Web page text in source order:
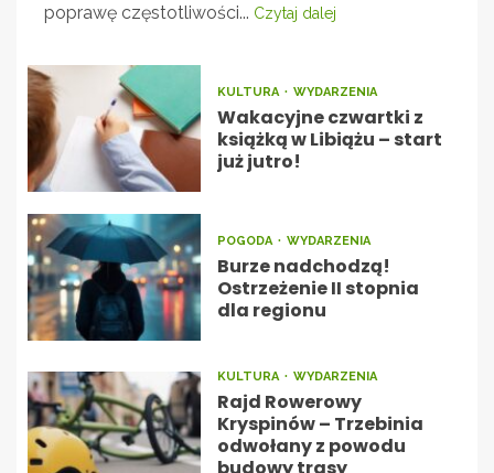
poprawę częstotliwości... Czytaj dalej
KULTURA WYDARZENIA
Wakacyjne czwartki z
książką w Libiążu – start
już jutro!
POGODA WYDARZENIA
Burze nadchodzą!
Ostrzeżenie II stopnia
dla regionu
KULTURA WYDARZENIA
Rajd Rowerowy
Kryspinów – Trzebinia
odwołany z powodu